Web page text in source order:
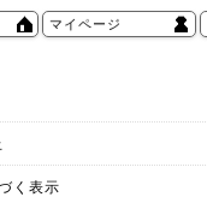
マイページ
く表示